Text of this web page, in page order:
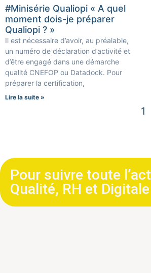
#Minisérie Qualiopi « A quel
moment dois-je préparer
Qualiopi ? »
Il est nécessaire d’avoir, au préalable,
un numéro de déclaration d’activité et
d’être engagé dans une démarche
qualité CNEFOP ou Datadock. Pour
préparer la certification,
Lire la suite »
1
Pour suivre toute
Qualité, RH et Digitale